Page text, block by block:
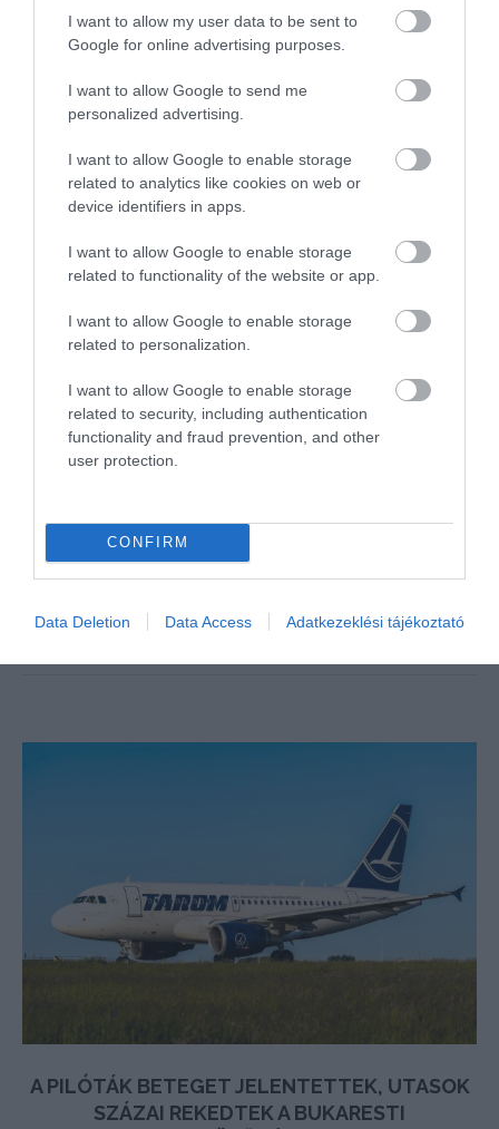
I want to allow my user data to be sent to
Google for online advertising purposes.
I want to allow Google to send me
personalized advertising.
I want to allow Google to enable storage
related to analytics like cookies on web or
device identifiers in apps.
I want to allow Google to enable storage
related to functionality of the website or app.
I want to allow Google to enable storage
related to personalization.
I want to allow Google to enable storage
related to security, including authentication
functionality and fraud prevention, and other
user protection.
CONFIRM
Data Deletion Data Access Adatkezeklési tájékoztató
BETILTANÁK A MEDVELEST ROMÁNIÁBAN
Törvénytelenek a Romániában található medvelesek,
medvének, sem a román államnak nem használnak –
mondta Mircea Fechet román környezetvédelmi
miniszter a News.ro hírportál szombati beszámolója
A PILÓTÁK BETEGET JELENTETTEK, UTASOK
SZÁZAI REKEDTEK A BUKARESTI